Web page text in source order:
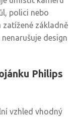
polici nebo
zatížené základně
design
Philips
vzhled vhodný